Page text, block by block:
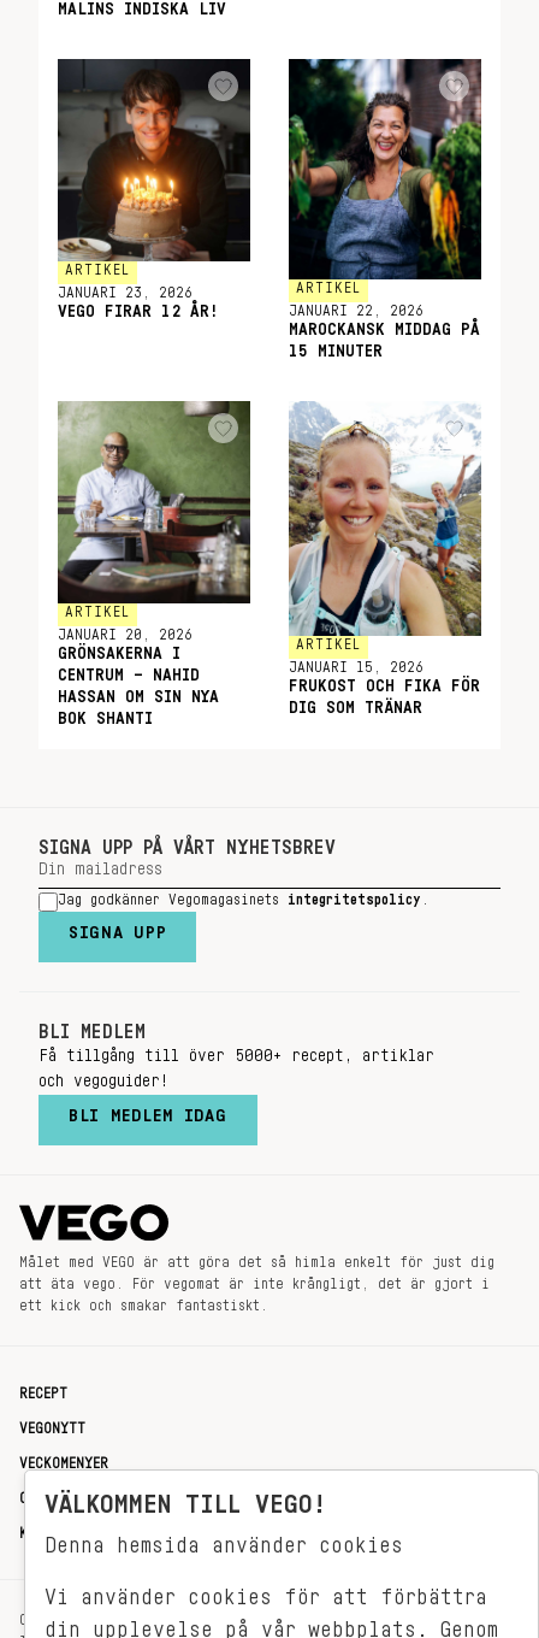
MALINS INDISKA LIV
ARTIKEL
JANUARI 23, 2026
VEGO FIRAR 12 ÅR!
ARTIKEL
JANUARI 22, 2026
MAROCKANSK MIDDAG PÅ
15 MINUTER
ARTIKEL
JANUARI 20, 2026
GRÖNSAKERNA I
CENTRUM – NAHID
HASSAN OM SIN NYA
BOK SHANTI
ARTIKEL
JANUARI 15, 2026
FRUKOST OCH FIKA FÖR
DIG SOM TRÄNAR
SIGNA UPP PÅ VÅRT NYHETSBREV
Jag godkänner Vegomagasinets integritetspolicy
SIGNA UPP
BLI MEDLEM
Få tillgång till över 5000+ recept, artiklar
och vegoguider!
BLI MEDLEM IDAG
Målet med VEGO är att göra det så himla enkelt för just dig
att äta vego. För vegomat är inte krångligt, det är gjort i
ett kick och smakar fantastiskt.
RECEPT
VEGONYTT
VECKOMENYER
OM OSS
KONTAKT
OXENSTIERNSGATAN 33
VÄLKOMMEN TILL VEGO!
Denna hemsida använder cookies
Vi använder cookies för att förbättra
din upplevelse på vår webbplats. Genom